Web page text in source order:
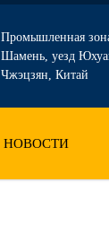
Промышленная
Шамень, уезд
Чжэцзян, Китай
НОВОСТИ